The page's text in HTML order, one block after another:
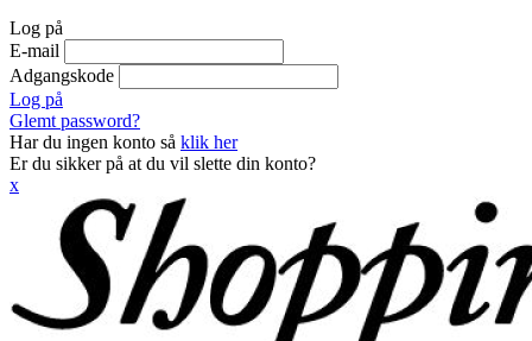
Log på
E-mail
Adgangskode
Log på
Glemt password?
Har du ingen konto så klik her
Er du sikker på at du vil slette din konto?
x